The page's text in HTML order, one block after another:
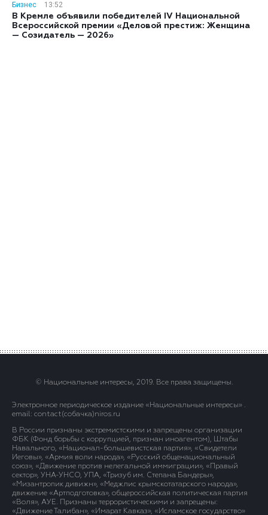
Бизнес
13:52
В Кремле объявили победителей IV Национальной
Всероссийской премии «Деловой престиж: Женщина
— Созидатель — 2026»
© Национальные интересы, 2019. Все права защищены.
Электронное периодическое издание «Национальные интересы» .
email: contact(сoбaчка)niros.ru
В России признаны экстремистскими и запрещены организации
ФБК (Фонд борьбы с коррупцией, признан иноагентом), Штабы
Навального, «Национал-большевистская партия», «Свидетели
Иеговы», «Армия воли народа», «Русский общенациональный
союз», «Движение против нелегальной иммиграции», «Правый
сектор», УНА-УНСО, УПА, «Тризуб им. Степана Бандеры»,
«Мизантропик дивижн», «Меджлис крымскотатарского народа»,
движение «Артподготовка», общероссийская политическая партия
«Воля», АУЕ. Признаны террористическими и запрещены:
«Движение Талибан», «Имарат Кавказ», «Исламское государство»